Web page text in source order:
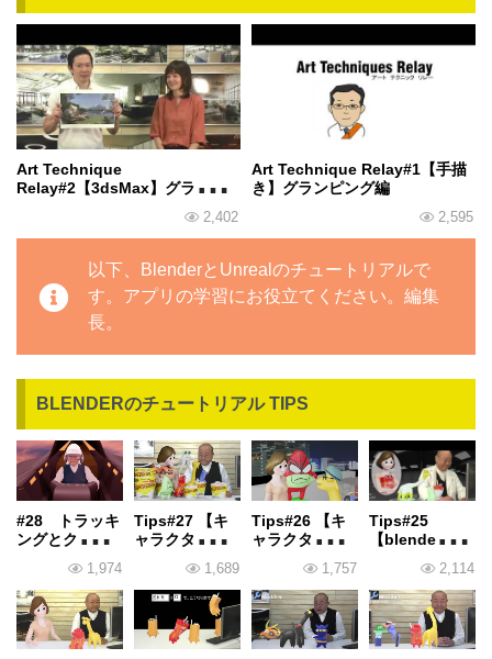
Art Technique
Relay#2【3dsMax】グランピ
2,402
Art Technique Relay#1【手描
き】グランピング編
2,595
以下、BlenderとUnrealのチュートリアルで
す。アプリの学習にお役立てください。編集
長。
BLENDERのチュートリアル TIPS
#28 トラッキ
ングとクロマ
1,974
Tips#27 【キ
ャラクター動
【blender(b3d
)】HDRI
1,689
Tips#26 【キ
ャラクター動
【blender(b3d
)】映画の撮影
1,757
Tips#25
【blender】表
2,114